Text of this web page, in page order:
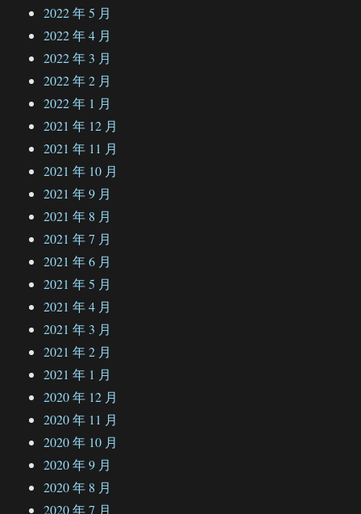
2022 年 5 月
2022 年 4 月
2022 年 3 月
2022 年 2 月
2022 年 1 月
2021 年 12 月
2021 年 11 月
2021 年 10 月
2021 年 9 月
2021 年 8 月
2021 年 7 月
2021 年 6 月
2021 年 5 月
2021 年 4 月
2021 年 3 月
2021 年 2 月
2021 年 1 月
2020 年 12 月
2020 年 11 月
2020 年 10 月
2020 年 9 月
2020 年 8 月
2020 年 7 月